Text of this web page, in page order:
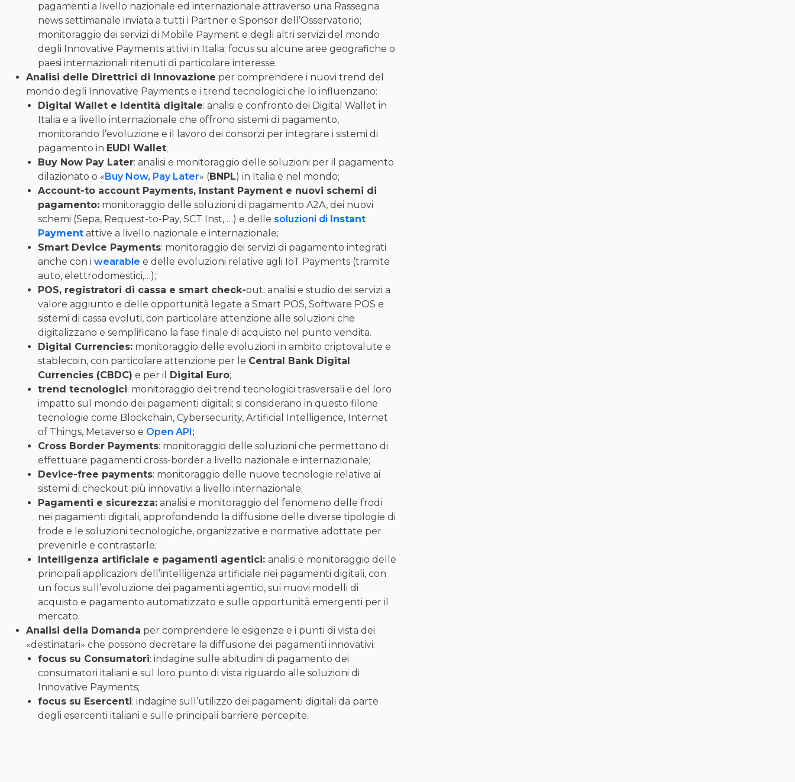
pagamenti a livello nazionale ed internazionale attraverso una Rassegna
news settimanale inviata a tutti i Partner e Sponsor dell’Osservatorio;
monitoraggio dei servizi di Mobile Payment e degli altri servizi del mondo
degli Innovative Payments attivi in Italia; focus su alcune aree geografiche o
paesi internazionali ritenuti di particolare interesse.
Analisi delle Direttrici di Innovazione per comprendere i nuovi trend del
mondo degli Innovative Payments e i trend tecnologici che lo influenzano:
Digital Wallet e Identità digitale: analisi e confronto dei Digital Wallet in
Italia e a livello internazionale che offrono sistemi di pagamento,
monitorando l’evoluzione e il lavoro dei consorzi per integrare i sistemi di
pagamento in EUDI Wallet;
Buy Now Pay Later: analisi e monitoraggio delle soluzioni per il pagamento
dilazionato o «Buy Now, Pay Later» (BNPL) in Italia e nel mondo;
Account-to account Payments, Instant Payment e nuovi schemi di
pagamento: monitoraggio delle soluzioni di pagamento A2A, dei nuovi
schemi (Sepa, Request-to-Pay, SCT Inst, …) e delle soluzioni di Instant
Payment attive a livello nazionale e internazionale;
Smart Device Payments: monitoraggio dei servizi di pagamento integrati
anche con i wearable e delle evoluzioni relative agli IoT Payments (tramite
auto, elettrodomestici,…);
POS, registratori di cassa e smart check-out: analisi e studio dei servizi a
valore aggiunto e delle opportunità legate a Smart POS, Software POS e
sistemi di cassa evoluti, con particolare attenzione alle soluzioni che
digitalizzano e semplificano la fase finale di acquisto nel punto vendita.
Digital Currencies: monitoraggio delle evoluzioni in ambito criptovalute e
stablecoin, con particolare attenzione per le Central Bank Digital
Currencies (CBDC) e per il Digital Euro;
trend tecnologici: monitoraggio dei trend tecnologici trasversali e del loro
impatto sul mondo dei pagamenti digitali; si considerano in questo filone
tecnologie come Blockchain, Cybersecurity, Artificial Intelligence, Internet
of Things, Metaverso e Open API;
Cross Border Payments: monitoraggio delle soluzioni che permettono di
effettuare pagamenti cross-border a livello nazionale e internazionale;
Device-free payments: monitoraggio delle nuove tecnologie relative ai
sistemi di checkout più innovativi a livello internazionale;
Pagamenti e sicurezza: analisi e monitoraggio del fenomeno delle frodi
nei pagamenti digitali, approfondendo la diffusione delle diverse tipologie di
frode e le soluzioni tecnologiche, organizzative e normative adottate per
prevenirle e contrastarle;
Intelligenza artificiale e pagamenti agentici: analisi e monitoraggio delle
principali applicazioni dell’intelligenza artificiale nei pagamenti digitali, con
un focus sull’evoluzione dei pagamenti agentici, sui nuovi modelli di
acquisto e pagamento automatizzato e sulle opportunità emergenti per il
mercato.
Analisi della Domanda per comprendere le esigenze e i punti di vista dei
«destinatari» che possono decretare la diffusione dei pagamenti innovativi:
focus su Consumatori: indagine sulle abitudini di pagamento dei
consumatori italiani e sul loro punto di vista riguardo alle soluzioni di
Innovative Payments;
focus su Esercenti: indagine sull’utilizzo dei pagamenti digitali da parte
degli esercenti italiani e sulle principali barriere percepite.